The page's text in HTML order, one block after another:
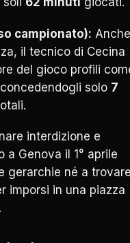
campionato): Anche
il tecnico di Cecina
del gioco profili
solo 7
interdizione e
Genova il 1° aprile
gerarchie né a
imporsi in una piazza